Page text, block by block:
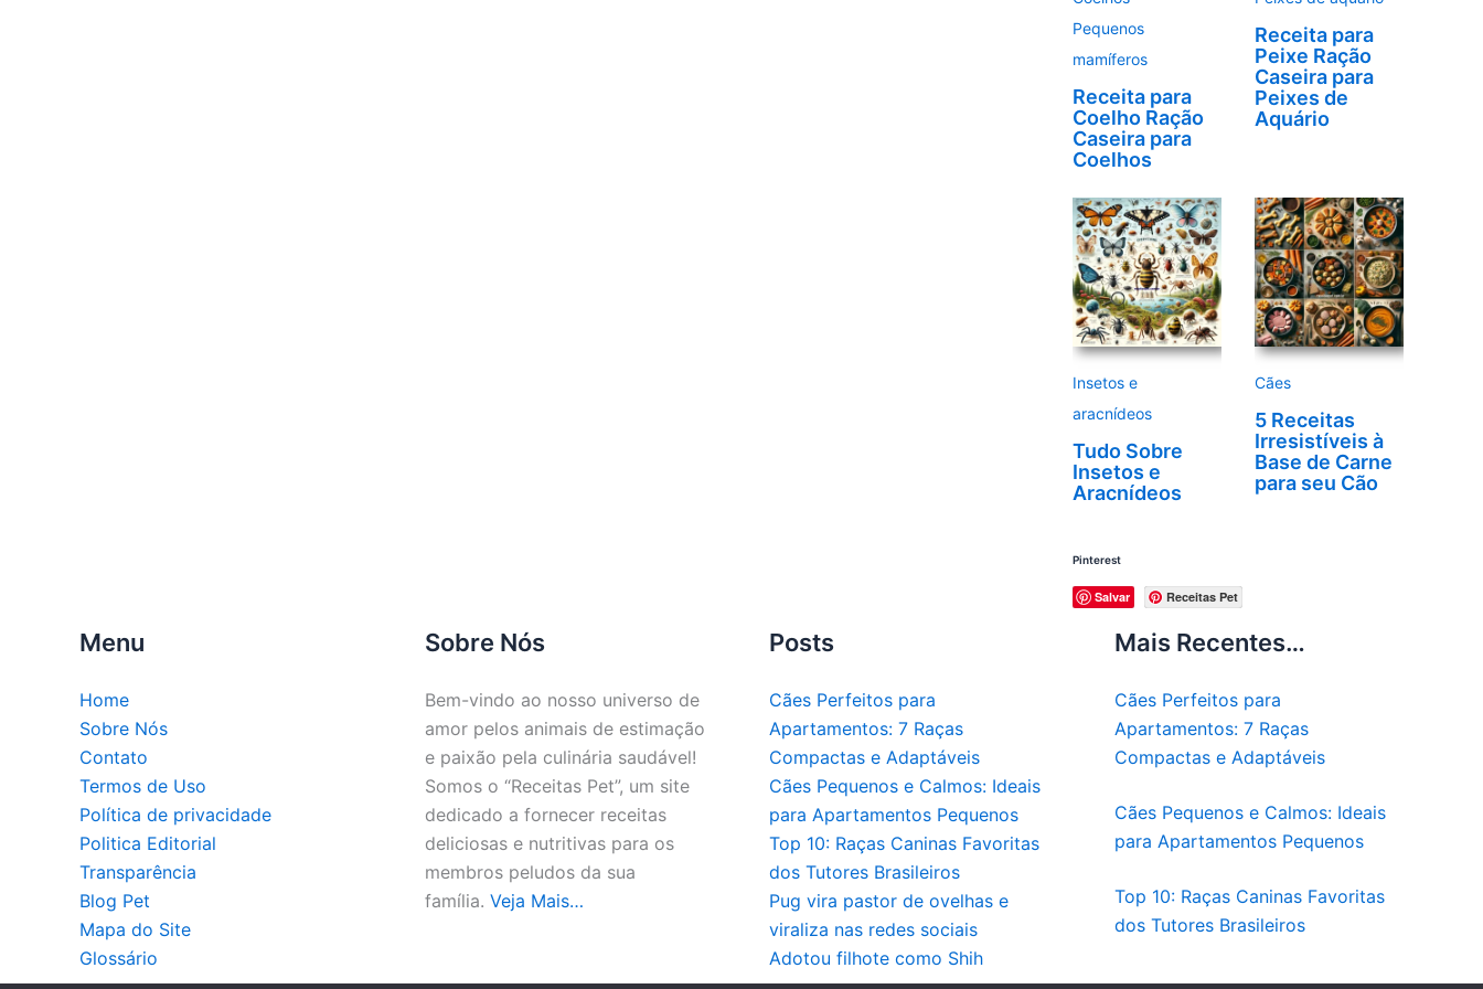
Pequenos
mamíferos
Receita para
Coelho Ração
Caseira para
Coelhos
Receita para
Peixe Ração
Caseira para
Peixes de
Aquário
Insetos e
aracnídeos
Tudo Sobre
Insetos e
Aracnídeos
Cães
5 Receitas
Irresistíveis à
Base de Carne
para seu Cão
Pinterest
Salvar Receitas Pet
Menu
Home
Sobre Nós
Contato
Termos de Uso
Política de privacidade
Politica Editorial
Transparência
Blog Pet
Mapa do Site
Glossário
Sobre Nós
Bem-vindo ao nosso universo de
amor pelos animais de estimação
e paixão pela culinária saudável!
Somos o “Receitas Pet”, um site
dedicado a fornecer receitas
deliciosas e nutritivas para os
membros peludos da sua
família. Veja Mais…
Posts
Cães Perfeitos para
Apartamentos: 7 Raças
Compactas e Adaptáveis
Cães Pequenos e Calmos: Ideais
para Apartamentos Pequenos
Top 10: Raças Caninas Favoritas
dos Tutores Brasileiros
Pug vira pastor de ovelhas e
viraliza nas redes sociais
Adotou filhote como Shih
Mais Recentes…
Cães Perfeitos para
Apartamentos: 7 Raças
Compactas e Adaptáveis
Cães Pequenos e Calmos: Ideais
para Apartamentos Pequenos
Top 10: Raças Caninas Favoritas
dos Tutores Brasileiros